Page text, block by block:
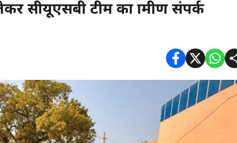
सीयूएसबी टीम का ग्रामीण संपर्क